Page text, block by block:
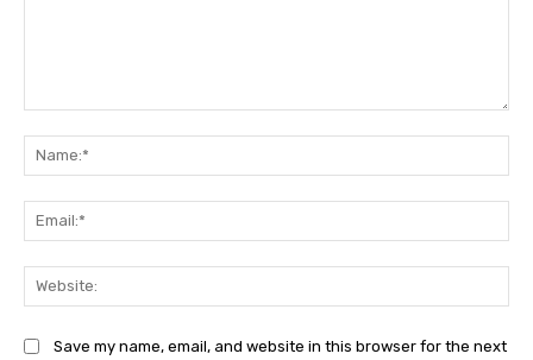
Save my name, email, and website in this browser for the next